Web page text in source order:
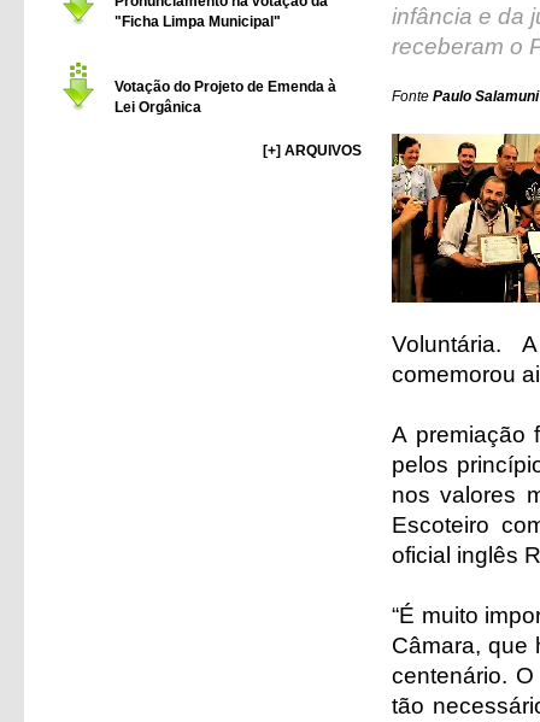
"Ficha Limpa Municipal"
Votação do Projeto de Emenda à
Lei Orgânica
[+] ARQUIVOS
infância e da
receberam o
Fonte Paulo
Voluntária.
comemorou
A premiação
pelos
nos valores
Escoteiro
oficial inglês
“É muito
Câmara, que
centenário.
tão